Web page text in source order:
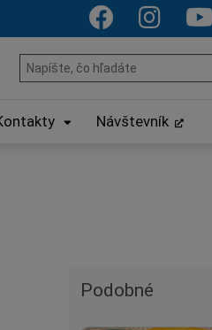
Hľadať:
Návštevník
Podobné